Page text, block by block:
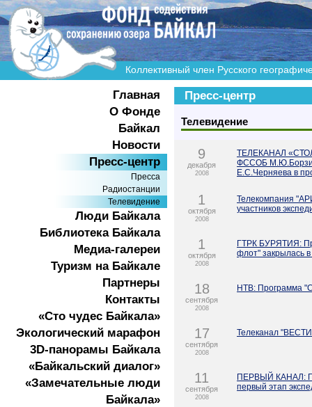
Коллективный член Русского
Главная
О Фонде
Байкал
Новости
Пресс-центр
Пресса
Радиостанции
Телевидение
Люди Байкала
Библиотека Байкала
Медиа-галереи
Туризм на Байкале
Партнеры
Контакты
«Сто чудес Байкала»
Экологичеcкий марафон
3D-панорамы Байкала
«Байкальский диалог»
«Замечательные люди
Байкала»
Пресс-центр
Телевидение
9
декабря
2008
ТЕЛЕКАНАЛ
ФССОБ
Е.С.Черняева в
1
октября
2008
Телекомпания
участников
1
октября
2008
ГТРК БУРЯТИЯ:
флот" закрылась
18
сентября
2008
НТВ: Программа
17
сентября
2008
Телеканал
11
сентября
2008
ПЕРВЫЙ КАНАЛ:
первый этап